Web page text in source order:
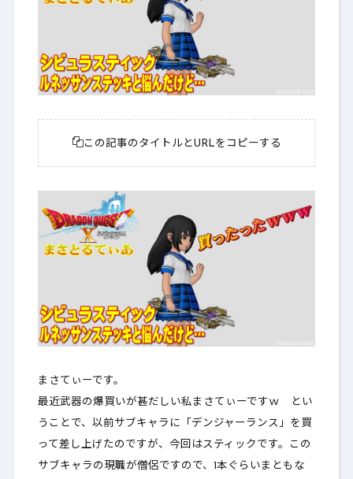
この記事のタイトルとURLをコピーする
まさてぃーです。
最近武器の爆買いが甚だしい私まさてぃーですｗ とい
うことで、以前サブキャラに「デンジャーランス」を買
って差し上げたのですが、今回はスティックです。この
サブキャラの現職が僧侶ですので、1本ぐらいまともな